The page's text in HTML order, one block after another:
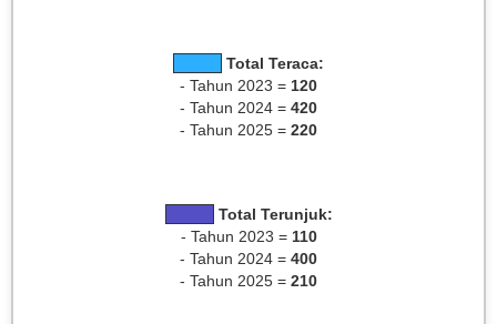
Total Teraca:
- Tahun 2023 = 120
- Tahun 2024 = 420
- Tahun 2025 = 220
Total Terunjuk:
- Tahun 2023 = 110
- Tahun 2024 = 400
- Tahun 2025 = 210